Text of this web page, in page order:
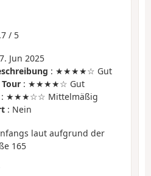
/ 5
Jun 2025
: ★★★★☆ Gut
: ★★★★☆ Gut
: ★★★☆☆ Mittelmäßig
: Nein
laut aufgrund der
165